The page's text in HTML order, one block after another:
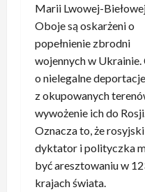
Marii Lwowej-
Oboje są oskarżeni o
popełnienie zbrodni
wojennych w Ukrainie.
o nielegalne
z okupowanych
wywożenie ich do Rosji.
Oznacza to, że rosyjski
dyktator i polityczka
być aresztowaniu w
krajach świata.